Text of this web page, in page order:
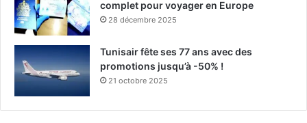
complet pour voyager en Europe
28 décembre 2025
Tunisair fête ses 77 ans avec des
promotions jusqu’à -50% !
21 octobre 2025